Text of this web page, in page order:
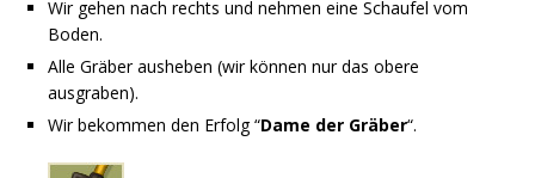
Wir gehen nach rechts und nehmen eine Schaufel vom
Boden.
Alle Gräber ausheben (wir können nur das obere
ausgraben).
Wir bekommen den Erfolg “Dame der Gräber“.